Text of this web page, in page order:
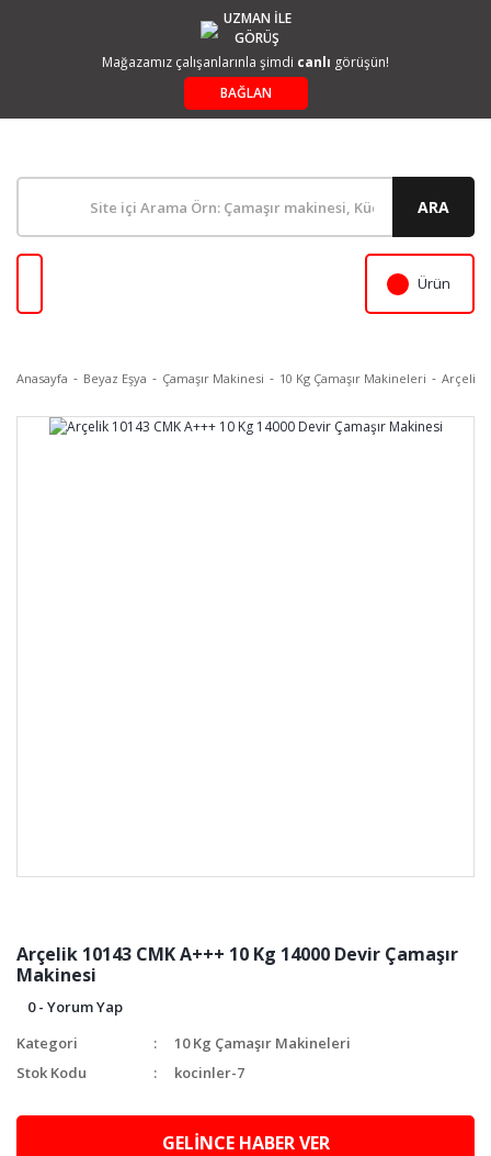
UZMAN İLE
GÖRÜŞ
Mağazamız çalışanlarınla şimdi canlı görüşün!
BAĞLAN
ARA
Ürün
Anasayfa Beyaz Eşya Çamaşır Makinesi 10 Kg Çamaşır Makineleri Arçelik
Arçelik 10143 CMK A+++ 10 Kg 14000 Devir Çamaşır
Makinesi
0 - Yorum Yap
Kategori
10 Kg Çamaşır Makineleri
Stok Kodu
kocinler-7
GELİNCE HABER VER